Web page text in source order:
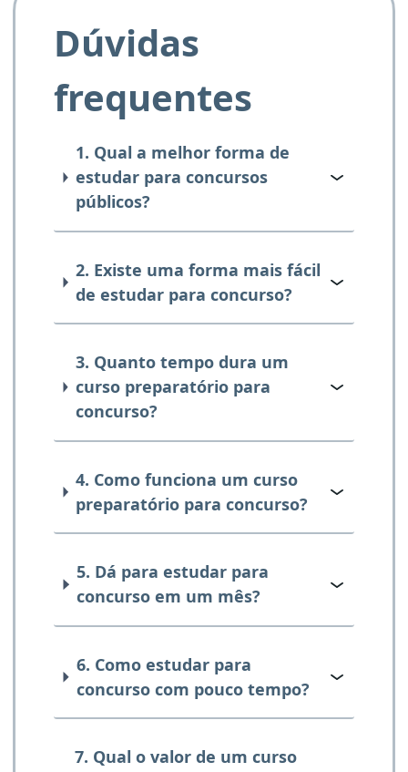
Dúvidas
frequentes
1. Qual a melhor forma de
estudar para concursos
públicos?
2. Existe uma forma mais fácil
de estudar para concurso?
3. Quanto tempo dura um
curso preparatório para
concurso?
4. Como funciona um curso
preparatório para concurso?
5. Dá para estudar para
concurso em um mês?
6. Como estudar para
concurso com pouco tempo?
7. Qual o valor de um curso